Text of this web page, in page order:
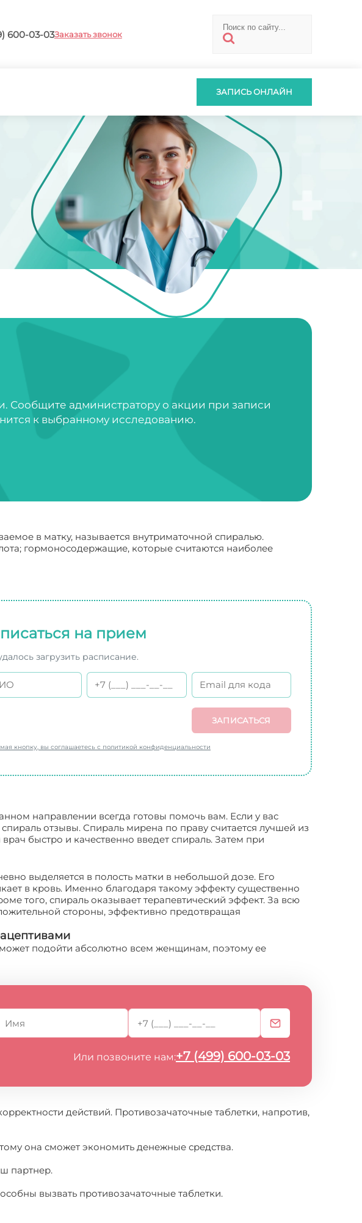
600-03-03Заказать звонок
ЗАПИСЬ ОНЛАЙН
Сообщите администратору о акции при записи
к выбранному исследованию.
в матку, называется внутриматочной спиралью.
гормоносодержащие, которые считаются наиболее
на прием
загрузить расписание.
ЗАПИСАТЬСЯ
кнопку, вы соглашаетесь с политикой конфиденциальности
направлении всегда готовы помочь вам. Если у вас
отзывы. Спираль мирена по праву считается лучшей из
быстро и качественно введет спираль. Затем при
выделяется в полость матки в небольшой дозе. Его
в кровь. Именно благодаря такому эффекту существенно
того, спираль оказывает терапевтический эффект. За всю
стороны, эффективно предотвращая
подойти абсолютно всем женщинам, поэтому ее
Или позвоните нам:+7 (499) 600-03-03
действий. Противозачаточные таблетки, напротив,
она сможет экономить денежные средства.
партнер.
вызвать противозачаточные таблетки.